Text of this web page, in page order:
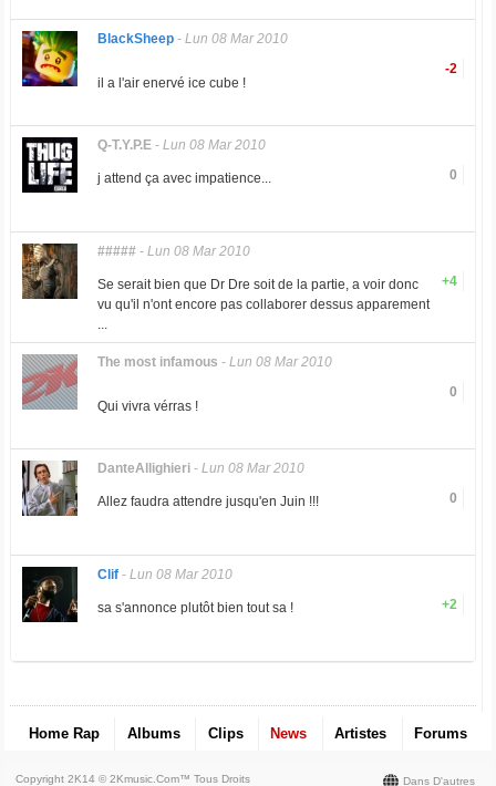
BlackSheep- Lun 08 Mar 2010
-2
il a l'air enervé ice cube !
Q-T.Y.P.E- Lun 08 Mar 2010
0
j attend ça avec impatience...
#####- Lun 08 Mar 2010
+4
Se serait bien que Dr Dre soit de la partie, a voir donc
vu qu'il n'ont encore pas collaborer dessus apparement
...
The most infamous - Lun 08 Mar 2010
0
Qui vivra vérras !
DanteAllighieri- Lun 08 Mar 2010
0
Allez faudra attendre jusqu'en Juin !!!
Clif- Lun 08 Mar 2010
+2
sa s'annonce plutôt bien tout sa !
Home Rap Albums Clips News Artistes Forums
Dans D'autres
Copyright 2K14 © 2Kmusic.com™Tous Droits